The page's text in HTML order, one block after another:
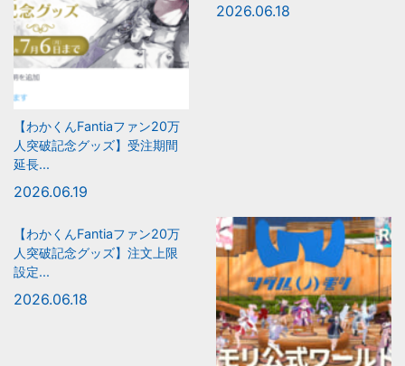
【わかくんFantiaファン20万
人突破記念グッズ】受注期間
延長...
2026.06.19
2026.06.18
【わかくんFantiaファン20万
人突破記念グッズ】注文上限
設定...
2026.06.18